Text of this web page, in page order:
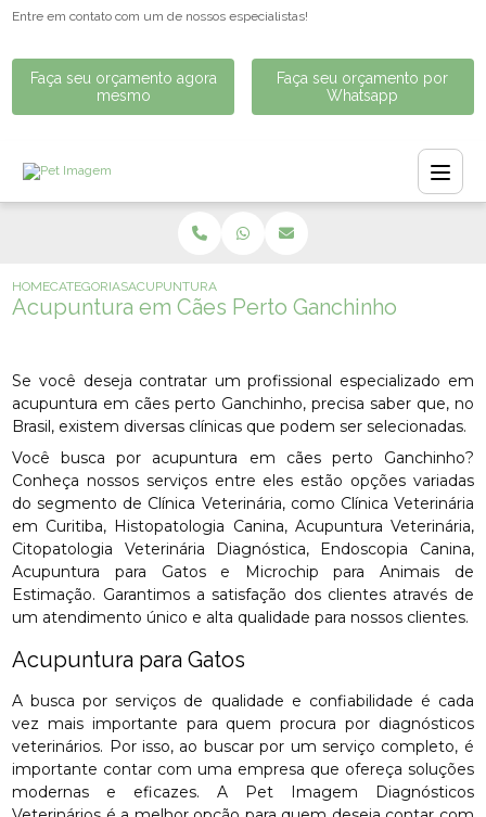
Entre em contato com um de nossos especialistas!
Faça seu orçamento agora
mesmo
Faça seu orçamento por
Whatsapp
HOMECATEGORIASACUPUNTURA EM CÃES PERTO GANCHINHO
Acupuntura em Cães Perto Ganchinho
Se você deseja contratar um profissional especializado em
acupuntura em cães perto Ganchinho, precisa saber que, no
Brasil, existem diversas clínicas que podem ser selecionadas.
Você busca por acupuntura em cães perto Ganchinho?
Conheça nossos serviços entre eles estão opções variadas
do segmento de Clínica Veterinária, como Clínica Veterinária
em Curitiba, Histopatologia Canina, Acupuntura Veterinária,
Citopatologia Veterinária Diagnóstica, Endoscopia Canina,
Acupuntura para Gatos e Microchip para Animais de
Estimação. Garantimos a satisfação dos clientes através de
um atendimento único e alta qualidade para nossos clientes.
Acupuntura para Gatos
A busca por serviços de qualidade e confiabilidade é cada
vez mais importante para quem procura por diagnósticos
veterinários. Por isso, ao buscar por um serviço completo, é
importante contar com uma empresa que ofereça soluções
modernas e eficazes. A Pet Imagem Diagnósticos